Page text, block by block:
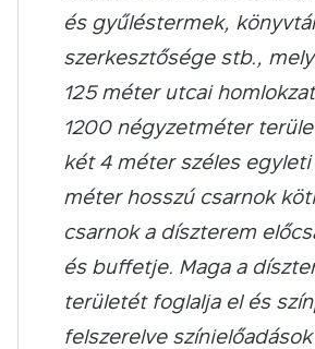
és gyűléstermek,
szerkesztősége stb.,
125 méter utcai
1200 négyzetméter
két 4 méter széles
méter hosszú csarnok
csarnok a díszterem
és buffetje. Maga a
területét foglalja el és
felszerelve